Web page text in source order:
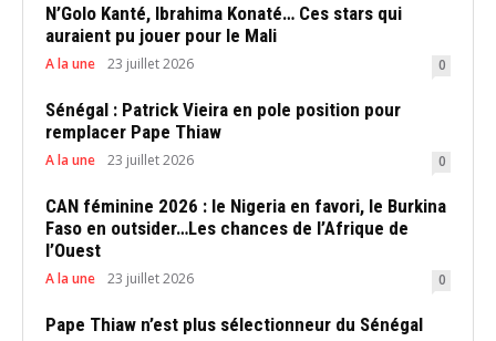
N’Golo Kanté, Ibrahima Konaté… Ces stars qui
auraient pu jouer pour le Mali
A la une 23 juillet 2026 0
Sénégal : Patrick Vieira en pole position pour
remplacer Pape Thiaw
A la une 23 juillet 2026 0
CAN féminine 2026 : le Nigeria en favori, le Burkina
Faso en outsider…Les chances de l’Afrique de
l’Ouest
A la une 23 juillet 2026 0
Pape Thiaw n’est plus sélectionneur du Sénégal